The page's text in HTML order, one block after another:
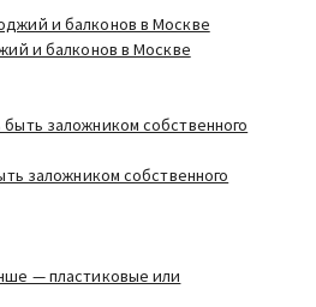
и балконов в Москве
заложником собственного